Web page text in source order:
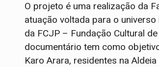
O projeto é uma realização da
atuação voltada para o
da FCJP – Fundação Cultural
documentário tem como
Karo Arara, residentes na